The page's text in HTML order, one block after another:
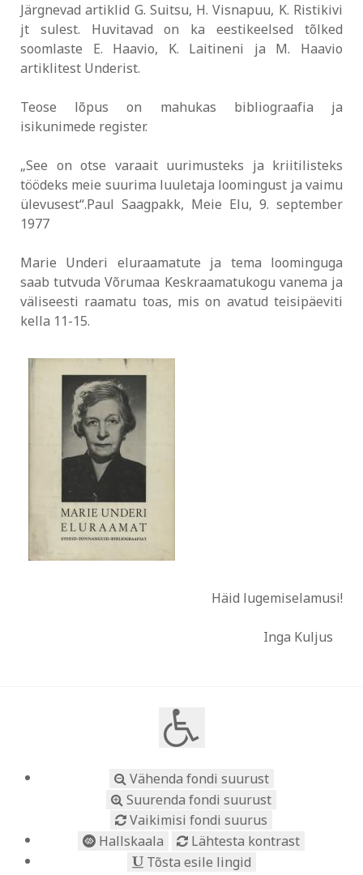
Järgnevad artiklid G. Suitsu, H. Visnapuu, K. Ristikivi
jt sulest. Huvitavad on ka eestikeelsed tõlked
soomlaste E. Haavio, K. Laitineni ja M. Haavio
artiklitest Underist.
Teose lõpus on mahukas bibliograafia ja
isikunimede register.
„See on otse varaait uurimusteks ja kriitilisteks
töödeks meie suurima luuletaja loomingust ja vaimu
ülevusest“.Paul Saagpakk, Meie Elu, 9. september
1977
Marie Underi eluraamatute ja tema loominguga
saab tutvuda Võrumaa Keskraamatukogu vanema ja
väliseesti raamatu toas, mis on avatud teisipäeviti
kella 11-15.
Häid lugemiselamusi!
Inga Kuljus
Vähenda fondi suurust
Suurenda fondi suurust
Vaikimisi fondi suurus
Hallskaala
Lähtesta kontrast
Tõsta esile lingid